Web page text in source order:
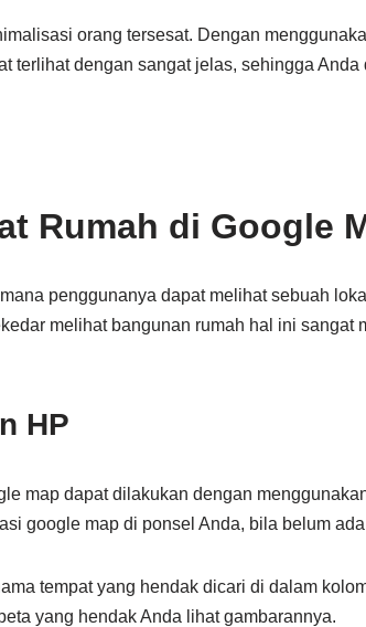
orang tersesat. Dengan
terlihat dengan sangat jelas, sehingga
Rumah di Google
penggunanya dapat melihat sebuah
melihat bangunan rumah hal ini sangat
HP
map dapat dilakukan dengan
google map di ponsel Anda, bila belum
tempat yang hendak dicari di dalam
yang hendak Anda lihat gambarannya.